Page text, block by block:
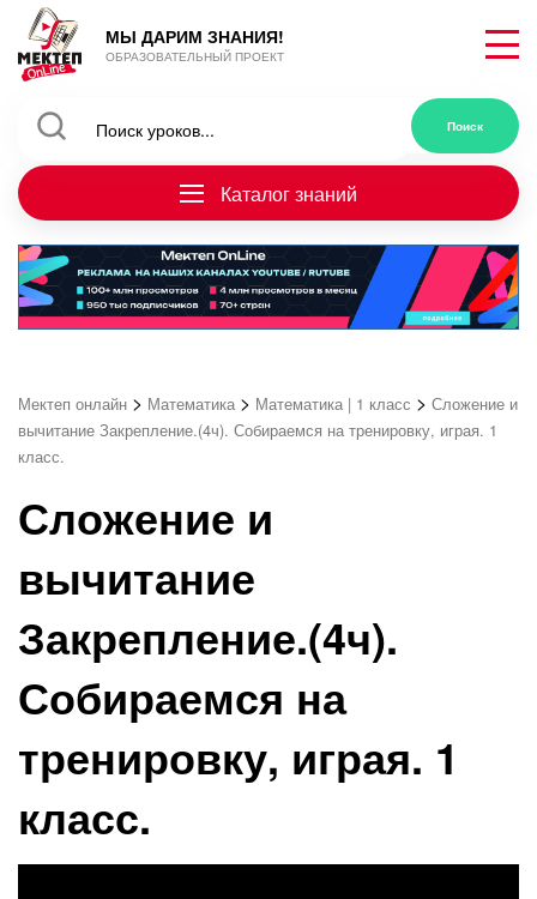
МЫ ДАРИМ ЗНАНИЯ!
ОБРАЗОВАТЕЛЬНЫЙ ПРОЕКТ
Каталог знаний
Мектеп онлайн > Математика > Математика | 1 класс > Сложение и
вычитание Закрепление.(4ч). Собираемся на тренировку, играя. 1
класс.
Сложение и
вычитание
Закрепление.(4ч).
Собираемся на
тренировку, играя. 1
класс.